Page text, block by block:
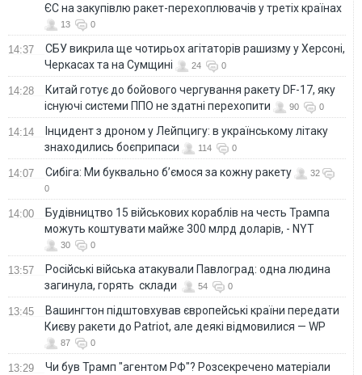
ЄС на закупівлю ракет-перехоплювачів у третіх країнах
13 0
14:37
СБУ викрила ще чотирьох агітаторів рашизму у Херсоні,
Черкасах та на Сумщині
24 0
14:28
Китай готує до бойового чергування ракету DF-17, яку
існуючі системи ППО не здатні перехопити
90 0
14:14
Інцидент з дроном у Лейпцигу: в українському літаку
знаходились боєприпаси
114 0
14:07 Сибіга: Ми буквально б’ємося за кожну ракету
32
0
14:00
Будівництво 15 військових кораблів на честь Трампа
можуть коштувати майже 300 млрд доларів, - NYT
30 0
13:57
Російські війська атакували Павлоград: одна людина
загинула, горять склади
54 0
13:45
Вашингтон підштовхував європейські країни передати
Києву ракети до Patriot, але деякі відмовилися — WP
87 0
13:29 Чи був Трамп "агентом РФ"? Розсекречено матеріали